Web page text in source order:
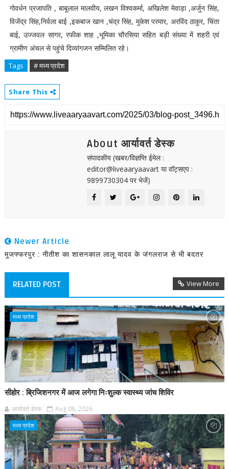
गोवर्धन प्रजापति , बाबूलाल मालवीय, लखन विश्वकर्मा, अखिलेश मेवाड़ा ,अर्जुन सिंह,
विजेंद्र सिंह,निर्वला बाई ,इकबाज खान ,चंद्र सिंह, मुकेश परमार, अरविंद ठाकुर, चिंता
बाई, उज्जवल सागर, रफीक शाह ,भूमिका चौरसिया सहित बड़ी संख्या में शहरी एवं
ग्रामीण अंचल से पहुंचे दिव्यांगजन सम्मिलित रहे।
Tags # मध्य प्रदेश
Share This
About आर्यावर्त डेस्क
संपादकीय (खबर/विज्ञप्ति ईमेल :
editor@liveaaryaavart या वॉट्सएप :
9899730304 पर भेजें)
Newer Article
मुजफ्फरपुर : नीतीश का शासनकाल लालू यादव के जंगलराज से भी बदतर
RELATED POST View More
मध्य प्रदेश
सीहोर : ब्रिजिशनगर में आज लगेगा निःशुल्क स्वास्थ्य जांच शिविर
आर्यावर्त डेस्क Aug 08, 2026
मध्य प्रदेश